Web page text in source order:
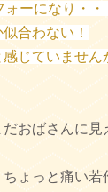
ーになり・・
合わない！
じていません
おばさんに見
ょっと痛い若